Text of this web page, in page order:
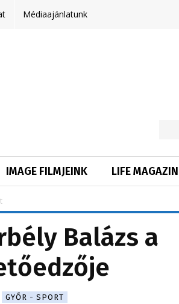
Médiaajánlatunk
IMAGE FILMJEINK LIFE MAGAZIN
Balázs a
GYŐR - SPORT